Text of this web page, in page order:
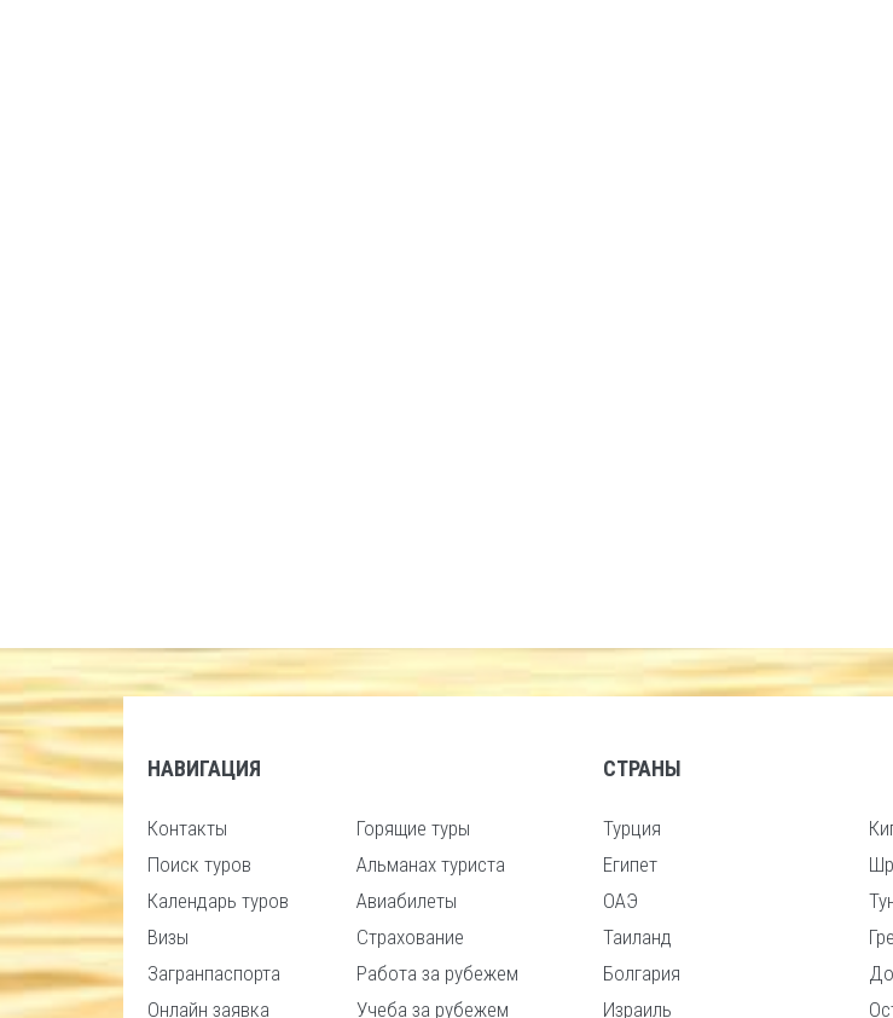
НАВИГАЦИЯ
Контакты
Поиск туров
Календарь туров
Визы
Загранпаспорта
Онлайн заявка
Горящие туры
Альманах туриста
Авиабилеты
Страхование
Работа за рубежем
Учеба за рубежем
СТРАНЫ
Турция
Египет
ОАЭ
Таиланд
Болгария
Израиль